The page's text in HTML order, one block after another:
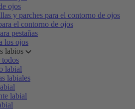
ojos
y parches para el contorno de ojos
el contorno de ojos
pestañas
los ojos
labios
todos
labial
labiales
labial